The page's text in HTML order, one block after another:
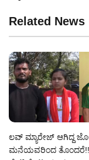
Related News
ಲವ್ ಮ್ಯಾರೇಜ್ ಆಗಿದ್ದ
ಮನೆಯವರಿಂದ ತೊಂದರೆ!!